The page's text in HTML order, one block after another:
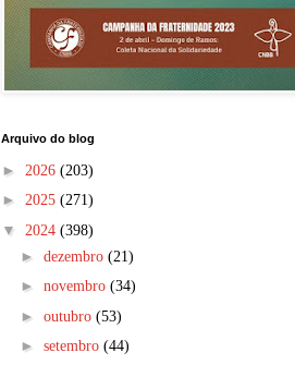
Arquivo do blog
► 2026 (203)
► 2025 (271)
▼ 2024 (398)
► dezembro (21)
► novembro (34)
► outubro (53)
► setembro (44)